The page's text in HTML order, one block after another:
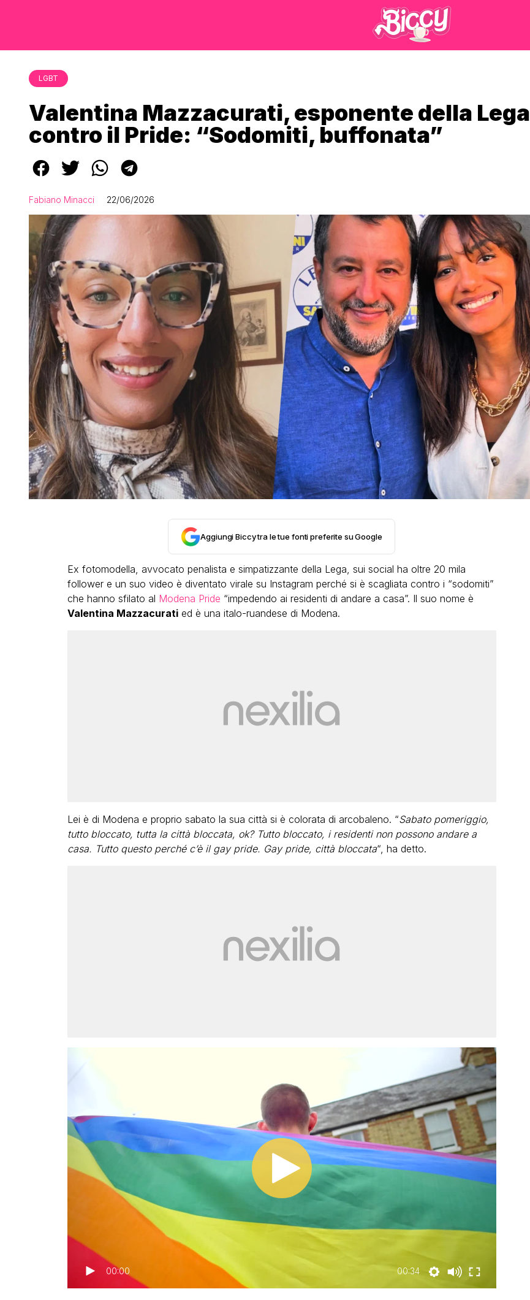
LGBT
Valentina Mazzacurati, esponente della Lega
contro il Pride: “Sodomiti, buffonata”
Fabiano Minacci 22/06/2026
Aggiungi Biccy tra le tue fonti preferite su Google
Ex fotomodella, avvocato penalista e simpatizzante della Lega, sui social ha oltre 20 mila
follower e un suo video è diventato virale su Instagram perché si è scagliata contro i “sodomiti”
che hanno sfilato al Modena Pride “impedendo ai residenti di andare a casa”. Il suo nome è
Valentina Mazzacuratied è una italo-ruandese di Modena.
Lei è di Modena e proprio sabato la sua città si è colorata di arcobaleno. “Sabato pomeriggio,
tutto bloccato, tutta la città bloccata, ok? Tutto bloccato, i residenti non possono andare a
casa. Tutto questo perché c’è il gay pride. Gay pride, città bloccata“, ha detto.
00:00 00:34